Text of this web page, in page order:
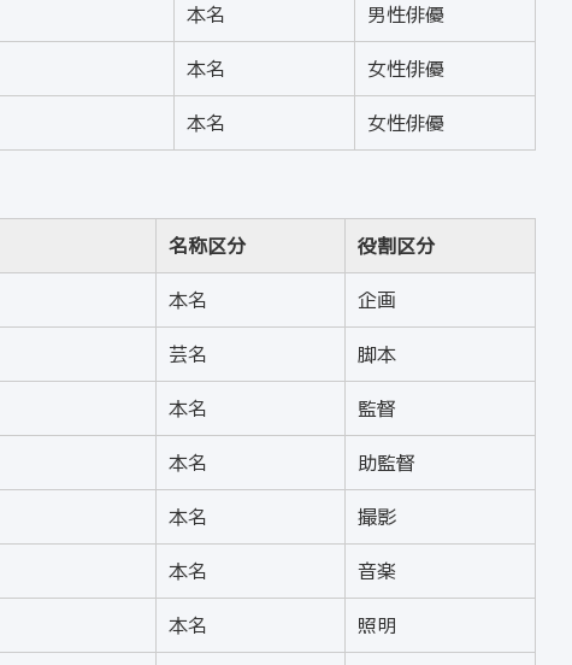
本名 男性俳優
本名 女性俳優
本名 女性俳優
名称区分 役割区分
本名 企画
芸名 脚本
本名 監督
本名 助監督
本名 撮影
本名 音楽
本名 照明